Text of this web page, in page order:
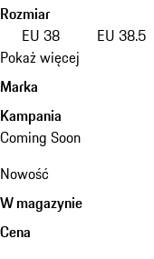
Rozmiar
EU 38
EU 38.5
Pokaż więcej
Marka
Kampania
Coming Soon
Nowość
W magazynie
Cena